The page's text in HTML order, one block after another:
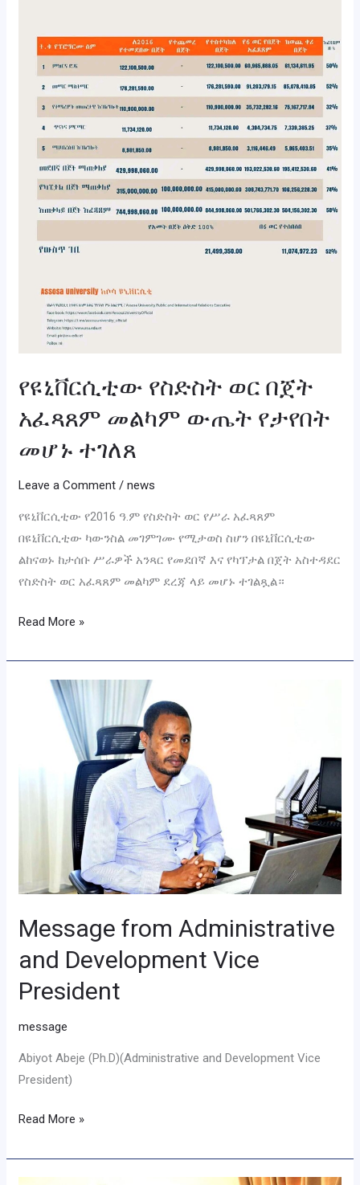
የዩኒቨርሲቲው የስድስት ወር በጀት
አፈጻጸም መልካም ውጤት የታየበት
መሆኑ ተገለጸ
Leave a Comment /news
የዩኒቨርሲቲው የ2016 ዓ.ም የስድስት ወር የሥራ አፈጻጸም
በዩኒቨርሲቲው ካውንስል መገምገሙ የሚታወስ ስሆን በዩኒቨርሲቲው
ልከናወኑ ከታሰቡ ሥራዎች አንጻር የመደበኛ እና የካፕታል በጀት አስተዳደር
የስድስት ወር አፈጻጸም መልካም ደረጃ ላይ መሆኑ ተገልጿል።
ውጤት
የታየበት
መሆኑ
ተገለጸ
Read More »
Message from Administrative
and Development Vice
President
message
Abiyot Abeje (Ph.D)(Administrative and Development Vice
President)
Message
Administrative
Development
Read More »